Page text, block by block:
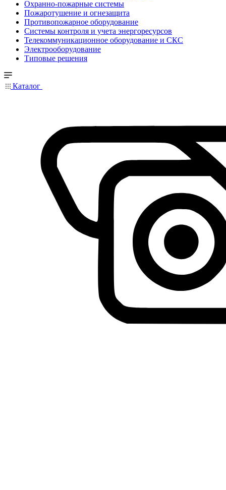
Охранно-пожарные системы
Пожаротушение и огнезащита
Противопожарное оборудование
Системы контроля и учета энергоресурсов
Телекоммуникационное оборудование и СКС
Электрооборудование
Типовые решения
Каталог